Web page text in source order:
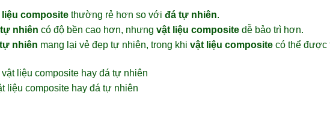
liệu composite thường rẻ hơn so với đá tự nhiên.
nhiên có độ bền cao hơn, nhưng vật liệu composite dễ bảo trì hơn.
nhiên mang lại vẻ đẹp tự nhiên, trong khi vật liệu composite có thể được
liệu composite hay đá tự nhiên